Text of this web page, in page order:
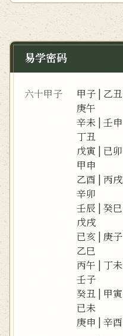
易学密码
六十甲子 甲子 | 乙丑
庚午
辛未 |壬申
丁丑
戊寅 | 已卯
甲申
乙酉 |丙戌
辛卯
壬辰 |癸巳
戊戌
已亥 | 庚子
乙巳
丙午 | 丁未
壬子
癸丑 | 甲寅
已未
庚申 |辛酉